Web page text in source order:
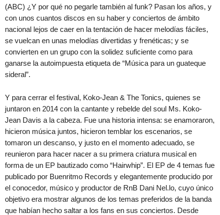
(ABC) ¿Y por qué no pegarle también al funk? Pasan los años, y
con unos cuantos discos en su haber y conciertos de ámbito
nacional lejos de caer en la tentación de hacer melodías fáciles,
se vuelcan en unas melodías divertidas y frenéticas; y se
convierten en un grupo con la solidez suficiente como para
ganarse la autoimpuesta etiqueta de “Música para un guateque
sideral”.
Y para cerrar el festival, Koko-Jean & The Tonics, quienes se
juntaron en 2014 con la cantante y rebelde del soul Ms. Koko-
Jean Davis a la cabeza. Fue una historia intensa: se enamoraron,
hicieron música juntos, hicieron temblar los escenarios, se
tomaron un descanso, y justo en el momento adecuado, se
reunieron para hacer nacer a su primera criatura musical en
forma de un EP bautizado como “Hairwhip”. El EP de 4 temas fue
publicado por Buenritmo Records y elegantemente producido por
el conocedor, músico y productor de RnB Dani Nel.lo, cuyo único
objetivo era mostrar algunos de los temas preferidos de la banda
que habían hecho saltar a los fans en sus conciertos. Desde